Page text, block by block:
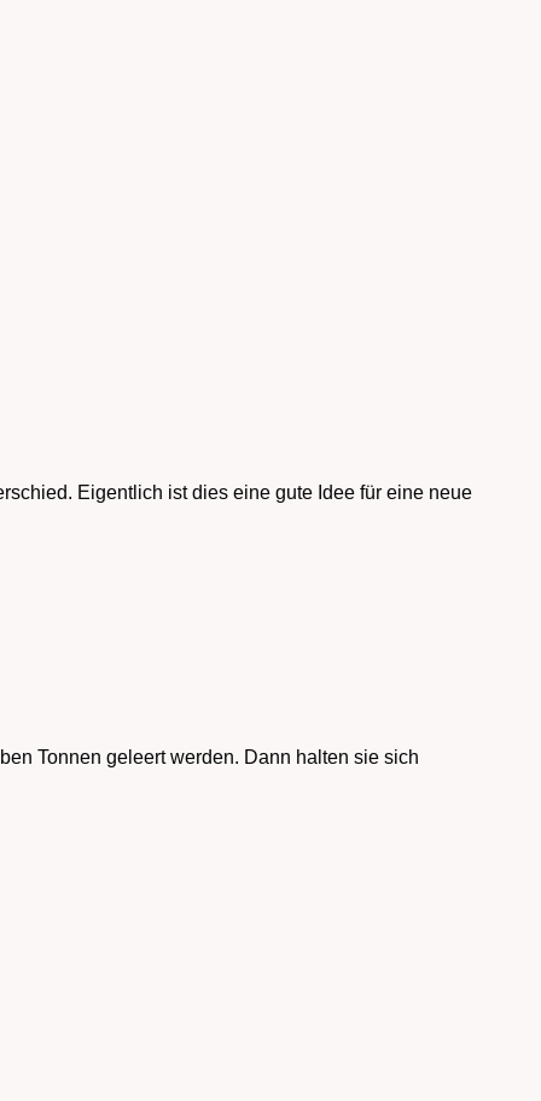
Eigentlich ist dies eine gute Idee für eine neue
Tonnen geleert werden. Dann halten sie sich